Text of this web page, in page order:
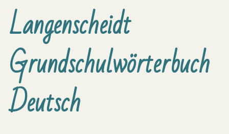
Langenscheidt
Grundschulwörterbuch
Deutsch